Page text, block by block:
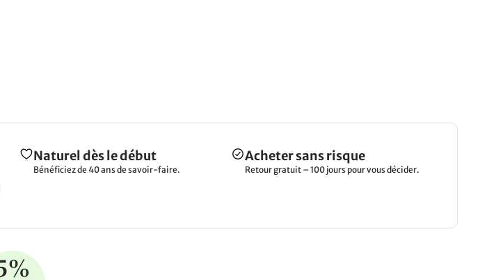
Naturel dès le début
Bénéficiez de 40 ans de savoir-faire.
Acheter sans risque
Retour gratuit – 100 jours pour vous décider.